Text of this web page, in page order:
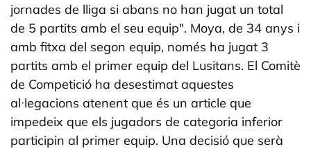
jornades de lliga si abans no han jugat un total
de 5 partits amb el seu equip". Moya, de 34 anys i
amb fitxa del segon equip, només ha jugat 3
partits amb el primer equip del Lusitans. El Comitè
de Competició ha desestimat aquestes
al·legacions atenent que és un article que
impedeix que els jugadors de categoria inferior
participin al primer equip. Una decisió que serà